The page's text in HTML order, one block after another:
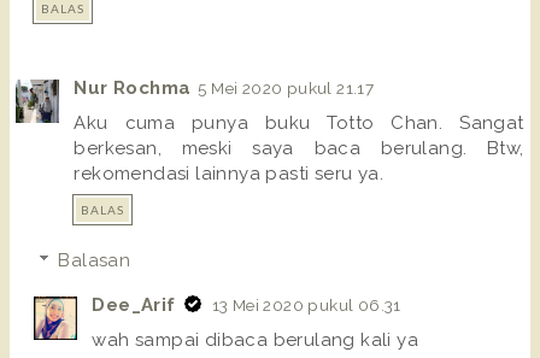
BALAS
Nur Rochma 5 Mei 2020 pukul 21.17
Aku cuma punya buku Totto Chan. Sangat
berkesan, meski saya baca berulang. Btw,
rekomendasi lainnya pasti seru ya.
BALAS
Balasan
Dee_Arif 13 Mei 2020 pukul 06.31
wah sampai dibaca berulang kali ya